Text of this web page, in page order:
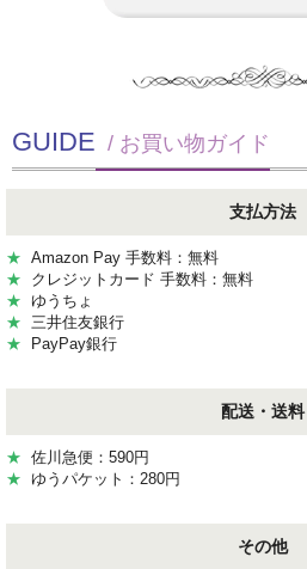
GUIDE / お買い物ガイド
支払方法
★ Amazon Pay 手数料：無料
★ クレジットカード 手数料：無料
★ ゆうちょ
★ 三井住友銀行
★ PayPay銀行
配送・送料
★ 佐川急便：590円
★ ゆうパケット：280円
その他